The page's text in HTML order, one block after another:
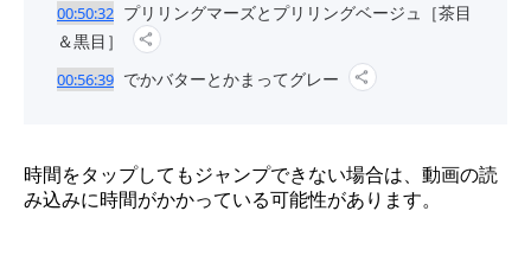
00:50:32 プリリングマーズとプリリングベージュ［茶目
＆黒目］
00:56:39 でかバターとかまってグレー
時間をタップしてもジャンプできない場合は、動画の読
み込みに時間がかかっている可能性があります。